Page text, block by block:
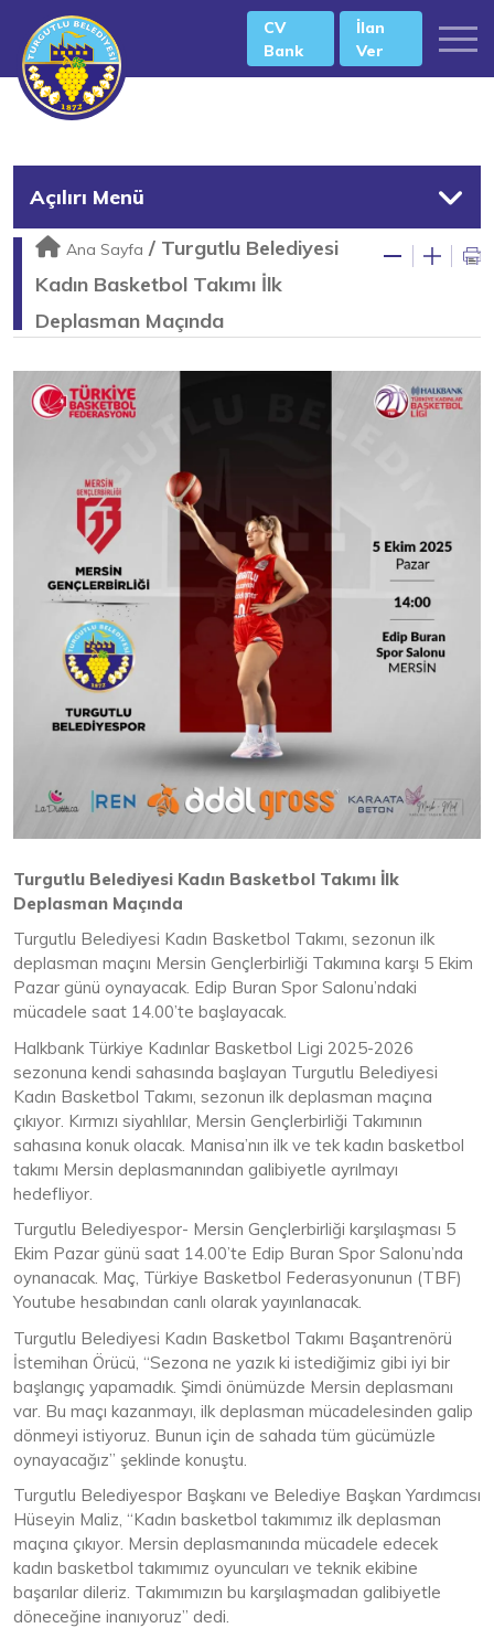
CV
Bank
İlan
Ver
Açılırı Menü
Ana Sayfa / Turgutlu Belediyesi
Kadın Basketbol Takımı İlk
Deplasman Maçında
Turgutlu Belediyesi Kadın Basketbol Takımı İlk
Deplasman Maçında
Turgutlu Belediyesi Kadın Basketbol Takımı, sezonun ilk
deplasman maçını Mersin Gençlerbirliği Takımına karşı 5 Ekim
Pazar günü oynayacak. Edip Buran Spor Salonu’ndaki
mücadele saat 14.00’te başlayacak.
Halkbank Türkiye Kadınlar Basketbol Ligi 2025-2026
sezonuna kendi sahasında başlayan Turgutlu Belediyesi
Kadın Basketbol Takımı, sezonun ilk deplasman maçına
çıkıyor. Kırmızı siyahlılar, Mersin Gençlerbirliği Takımının
sahasına konuk olacak. Manisa’nın ilk ve tek kadın basketbol
takımı Mersin deplasmanından galibiyetle ayrılmayı
hedefliyor.
Turgutlu Belediyespor- Mersin Gençlerbirliği karşılaşması 5
Ekim Pazar günü saat 14.00’te Edip Buran Spor Salonu’nda
oynanacak. Maç, Türkiye Basketbol Federasyonunun (TBF)
Youtube hesabından canlı olarak yayınlanacak.
Turgutlu Belediyesi Kadın Basketbol Takımı Başantrenörü
İstemihan Örücü, “Sezona ne yazık ki istediğimiz gibi iyi bir
başlangıç yapamadık. Şimdi önümüzde Mersin deplasmanı
var. Bu maçı kazanmayı, ilk deplasman mücadelesinden galip
dönmeyi istiyoruz. Bunun için de sahada tüm gücümüzle
oynayacağız” şeklinde konuştu.
Turgutlu Belediyespor Başkanı ve Belediye Başkan Yardımcısı
Hüseyin Maliz, “Kadın basketbol takımımız ilk deplasman
maçına çıkıyor. Mersin deplasmanında mücadele edecek
kadın basketbol takımımız oyuncuları ve teknik ekibine
başarılar dileriz. Takımımızın bu karşılaşmadan galibiyetle
döneceğine inanıyoruz” dedi.